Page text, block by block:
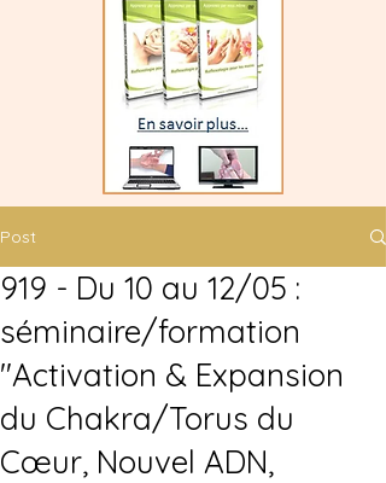
Post
919 - Du 10 au 12/05 :
séminaire/formation
"Activation & Expansion
du Chakra/Torus du
Cœur, Nouvel ADN,